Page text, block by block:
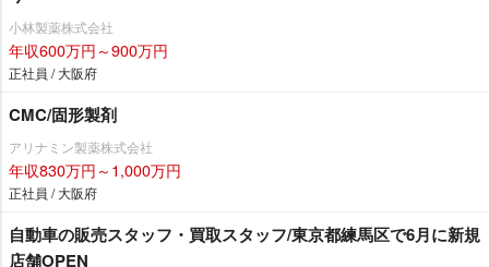
小林製薬株式会社
年収600万円～900万円
正社員 / 大阪府
CMC/固形製剤
アリナミン製薬株式会社
年収830万円～1,000万円
正社員 / 大阪府
自動車の販売スタッフ・買取スタッフ/東京都練馬区で6月に新規
店舗OPEN